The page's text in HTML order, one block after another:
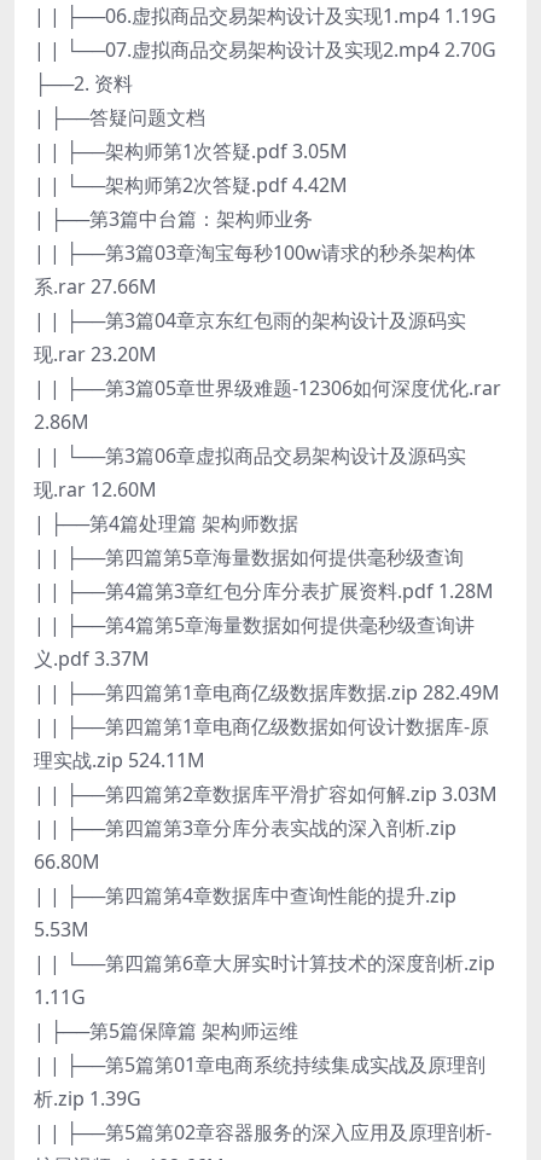
| | ├──06.虚拟商品交易架构设计及实现1.mp4 1.19G
| | └──07.虚拟商品交易架构设计及实现2.mp4 2.70G
├──2. 资料
| ├──答疑问题文档
| | ├──架构师第1次答疑.pdf 3.05M
| | └──架构师第2次答疑.pdf 4.42M
| ├──第3篇中台篇：架构师业务
| | ├──第3篇03章淘宝每秒100w请求的秒杀架构体
系.rar 27.66M
| | ├──第3篇04章京东红包雨的架构设计及源码实
现.rar 23.20M
| | ├──第3篇05章世界级难题-12306如何深度优化.rar
2.86M
| | └──第3篇06章虚拟商品交易架构设计及源码实
现.rar 12.60M
| ├──第4篇处理篇 架构师数据
| | ├──第四篇第5章海量数据如何提供毫秒级查询
| | ├──第4篇第3章红包分库分表扩展资料.pdf 1.28M
| | ├──第4篇第5章海量数据如何提供毫秒级查询讲
义.pdf 3.37M
| | ├──第四篇第1章电商亿级数据库数据.zip 282.49M
| | ├──第四篇第1章电商亿级数据如何设计数据库-原
理实战.zip 524.11M
| | ├──第四篇第2章数据库平滑扩容如何解.zip 3.03M
| | ├──第四篇第3章分库分表实战的深入剖析.zip
66.80M
| | ├──第四篇第4章数据库中查询性能的提升.zip
5.53M
| | └──第四篇第6章大屏实时计算技术的深度剖析.zip
1.11G
| ├──第5篇保障篇 架构师运维
| | ├──第5篇第01章电商系统持续集成实战及原理剖
析.zip 1.39G
| | ├──第5篇第02章容器服务的深入应用及原理剖析-